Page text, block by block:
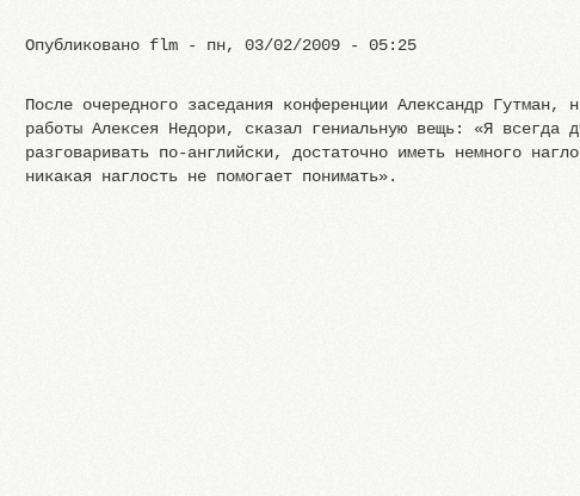
Опубликовано flm- пн, 03/02/2009 - 05:25
После очередного заседания конференции Александр Гутман,
работы Алексея Недори, сказал гениальную вещь: «Я всегда
разговаривать по-английски, достаточно иметь немного
никакая наглость не помогает понимать».